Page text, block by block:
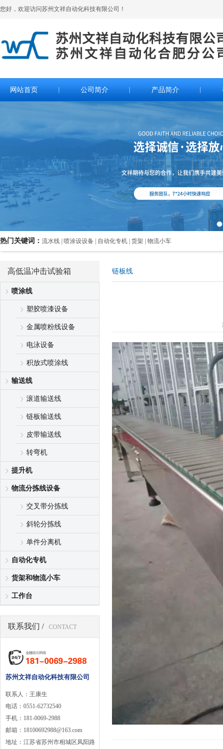
您好，欢迎访问苏州文祥自动化科技有限公司！
网站首页 公司简介 产品简介
>
热门关键词： 流水线 | 喷涂设设备 | 自动化专机 | 货架 | 物流小车
高低温冲击试验箱
喷涂线
塑胶喷漆设备
金属喷粉线设备
电泳设备
积放式喷涂线
输送线
滚道输送线
链板输送线
皮带输送线
转弯机
提升机
物流分拣线设备
交叉带分拣线
斜轮分拣线
单件分离机
自动化专机
货架和物流小车
工作台
联系我们 / CONTACT
苏州文祥自动化科技有限公司
联系人：王康生
电话 ： 0551-62732540
手机 ： 181-0069-2988
邮箱 ： 18100692988@163.com
地址 ： 江苏省苏州市相城区凤阳路
链板线